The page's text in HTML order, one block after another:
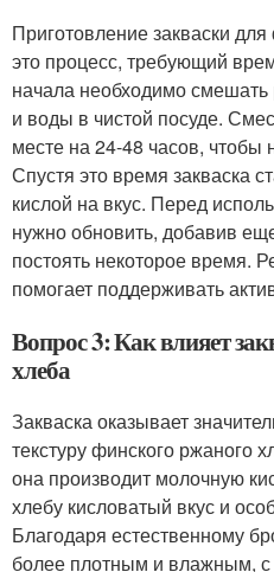
Приготовление закваски
это процесс, требующий
начала необходимо
и воды в чистой посуде.
месте на 24-48 часов, чтобы
Спустя это время закваска
кислой на вкус. Перед
нужно обновить, добавив
постоять некоторое время.
помогает поддерживать
Вопрос 3: Как влияет
хлеба
Закваска оказывает
текстуру финского ржаного
она производит молочную
хлебу кисловатый вкус и
Благодаря естественному
более плотным и влажным,